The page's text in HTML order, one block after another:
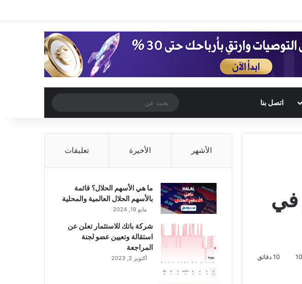
اتصل بنا مقال عشوائي
عن
في
10
الأشهر الأخيرة تعليقات
ما هي الأسهم الحلال؟ قائمة
بالأسهم الحلال العالمية والمحلية
مايو 19, 2024
شركة باتك للاستثمار تعلن عن
استقالة وتعيين عضو لجنة
المراجعة
أكتوبر 2, 2023